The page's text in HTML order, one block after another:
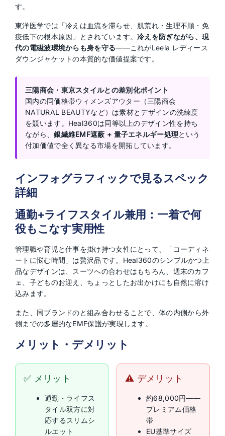
す。
東洋医学では「冷えは血流を滞らせ、肌荒れ・生理不順・免
疫低下の根本原因」とされています。冷えを防ぎながら、現
代の電磁波環境からも身を守る——これがLeela レディース
ダウンジャケットの本質的な価値提案です。
三陽商会・東京スタイルとの差別化ポイント
国内の同価格帯ウィメンズアウター（三陽商会
NATURAL BEAUTYなど）は素材とデザインの洗練度
を競います。Heal360は同等以上のデザイン性を持ち
ながら、銀繊維EMF遮蔽 + 量子エネルギー処理という
付加価値で全く異なる市場を開拓しています。
インフォグラフィックで見るスペック
詳細
通勤+ライフスタイル兼用：一着で何
役もこなす実用性
管理職や育児と仕事を掛け持つ女性にとって、「コーディネ
ートに悩む時間」は贅沢品です。Heal360のシンプルかつ上
品なデザインは、スーツへの合わせはもちろん、週末のカフ
ェ、子どものお迎え、ちょっとしたお出かけにも自然に溶け
込みます。
また、同ブランドのと組み合わせることで、体の内側から外
側までの多層的なEMF保護が実現します。
メリット・デメリット
✅ メリット
通勤・ライフス
タイル双方に対
応するスリムシ
ルエット
⚠️ デメリット
約68,000円——
プレミアム価格
帯
EU基準サイズ